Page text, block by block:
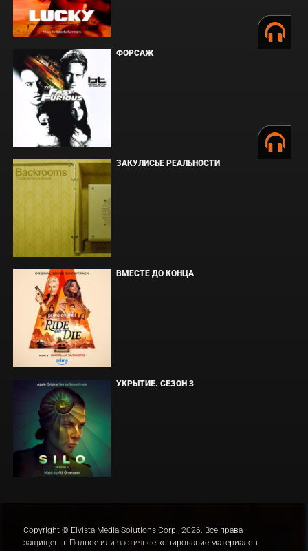
ФОРСАЖ
ЗАКУЛИСЬЕ РЕАЛЬНОСТИ
ВМЕСТЕ ДО КОНЦА
УКРЫТИЕ. СЕЗОН 3
Copyright © Elvista Media Solutions Corp., 2026. Все права
защищены. Полное или частичное копирование материалов